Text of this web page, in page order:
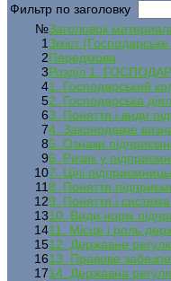
Фильтр по заголовку
№Заголовок
1Зміст
2Передмова
3Розділ 1.
41. Господарський
52. Господарська
63. Поняття і види
74. Законодавче
85. Ознаки
96. Ризик у
107. Цілі
118. Поняття
129. Поняття і
1310. Види норм
1411. Місце і роль
1512. Державне
1613. Правове
1714. Державна